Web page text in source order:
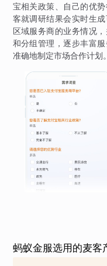
宝相关政策、自己的优
客就调研结果会实时生
区域服务商的业务情况
和分组管理，逐步丰富
准确地制定市场合作计划。
蚂蚁金服选用的麦客